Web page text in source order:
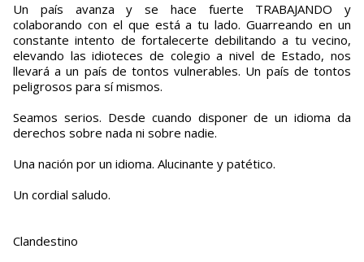
Un país avanza y se hace fuerte TRABAJANDO y
colaborando con el que está a tu lado. Guarreando en un
constante intento de fortalecerte debilitando a tu vecino,
elevando las idioteces de colegio a nivel de Estado, nos
llevará a un país de tontos vulnerables. Un país de tontos
peligrosos para sí mismos.
Seamos serios. Desde cuando disponer de un idioma da
derechos sobre nada ni sobre nadie.
Una nación por un idioma. Alucinante y patético.
Un cordial saludo.
Clandestino